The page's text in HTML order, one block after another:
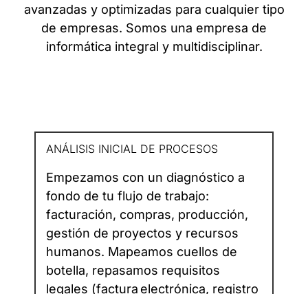
avanzadas y optimizadas para cualquier tipo
de empresas. Somos una empresa de
informática integral y multidisciplinar.
ANÁLISIS INICIAL DE PROCESOS
Empezamos con un diagnóstico a
fondo de tu flujo de trabajo:
facturación, compras, producción,
gestión de proyectos y recursos
humanos. Mapeamos cuellos de
botella, repasamos requisitos
legales (factura electrónica, registro